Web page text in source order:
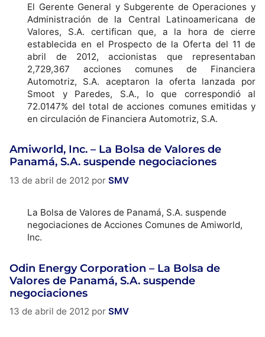
El Gerente General y Subgerente de Operaciones y
Administración de la Central Latinoamericana de
Valores, S.A. certifican que, a la hora de cierre
establecida en el Prospecto de la Oferta del 11 de
abril de 2012, accionistas que representaban
2,729,367 acciones comunes de Financiera
Automotriz, S.A. aceptaron la oferta lanzada por
Smoot y Paredes, S.A., lo que correspondió al
72.0147% del total de acciones comunes emitidas y
en circulación de Financiera Automotriz, S.A.
Amiworld, Inc. – La Bolsa de Valores de
Panamá, S.A. suspende negociaciones
13 de abril de 2012 por SMV
La Bolsa de Valores de Panamá, S.A. suspende
negociaciones de Acciones Comunes de Amiworld,
Inc.
Odin Energy Corporation – La Bolsa de
Valores de Panamá, S.A. suspende
negociaciones
13 de abril de 2012 por SMV